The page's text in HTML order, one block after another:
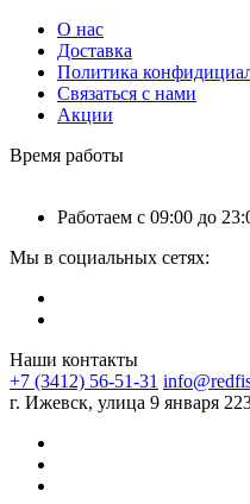
О нас
Доставка
Политика
Связаться с нами
Акции
Время работы
Работаем с 09:00 до
Мы в социальных сетях:
Наши контакты
+7 (3412) 56-51-31
г. Ижевск, улица 9 января